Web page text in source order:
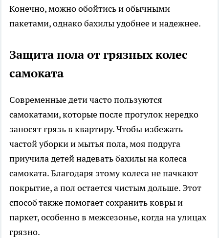
Конечно, можно обойтись и обычными
пакетами, однако бахилы удобнее и надежнее.
Защита пола от грязных колес
самоката
Современные дети часто пользуются
самокатами, которые после прогулок нередко
заносят грязь в квартиру. Чтобы избежать
частой уборки и мытья пола, моя подруга
приучила детей надевать бахилы на колеса
самоката. Благодаря этому колеса не пачкают
покрытие, а пол остается чистым дольше. Этот
способ также помогает сохранить ковры и
паркет, особенно в межсезонье, когда на улицах
грязно.